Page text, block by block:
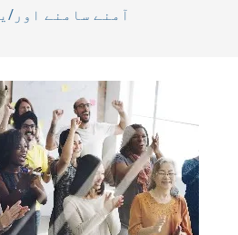
آمنے سامنے اور/